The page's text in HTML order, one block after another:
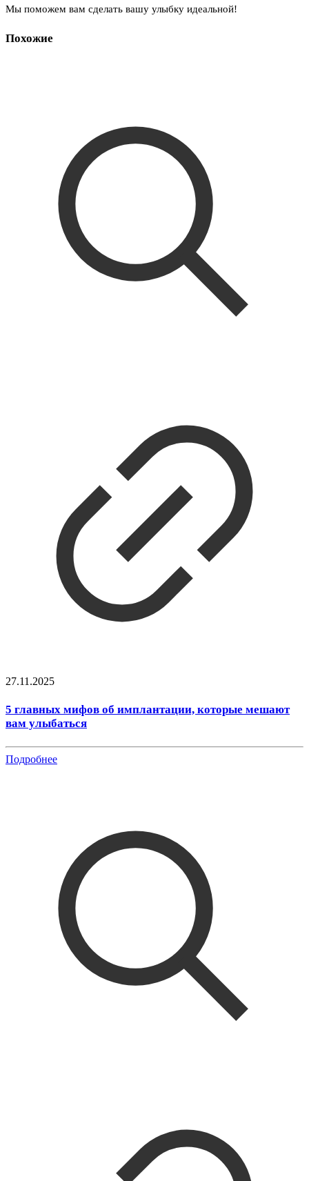
Мы поможем вам сделать вашу улыбку идеальной!
Похожие
27.11.2025
5 главных мифов об имплантации, которые мешают
вам улыбаться
Подробнее